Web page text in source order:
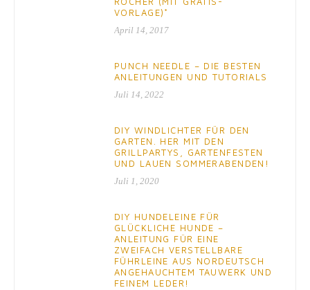
VORLAGE)*
April 14, 2017
PUNCH NEEDLE – DIE BESTEN
ANLEITUNGEN UND TUTORIALS
Juli 14, 2022
DIY WINDLICHTER FÜR DEN
GARTEN. HER MIT DEN
GRILLPARTYS, GARTENFESTEN
UND LAUEN SOMMERABENDEN!
Juli 1, 2020
DIY HUNDELEINE FÜR
GLÜCKLICHE HUNDE –
ANLEITUNG FÜR EINE
ZWEIFACH VERSTELLBARE
FÜHRLEINE AUS NORDEUTSCH
ANGEHAUCHTEM TAUWERK UND
FEINEM LEDER!